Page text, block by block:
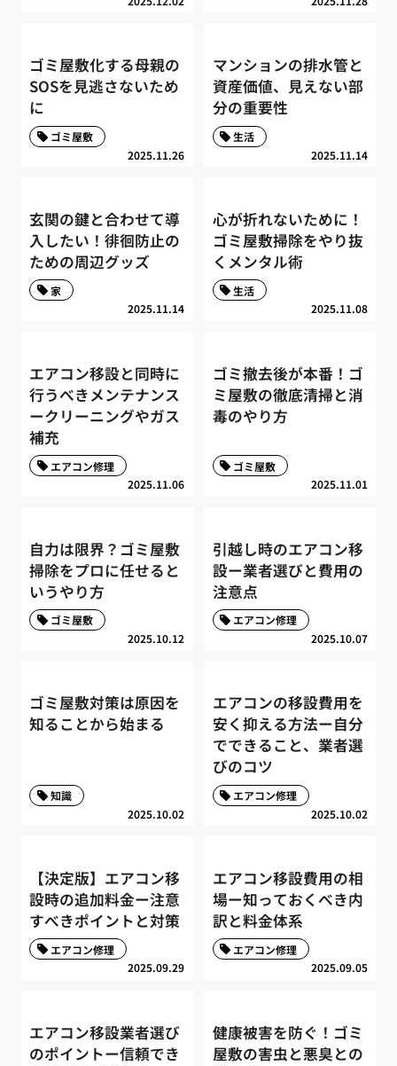
ゴミ屋敷化する母親の
SOSを見逃さないため
に
2025.11.26
ゴミ屋敷
マンションの排水管と
資産価値、見えない部
分の重要性
2025.11.14
生活
玄関の鍵と合わせて導
入したい！徘徊防止の
ための周辺グッズ
2025.11.14
家
心が折れないために！
ゴミ屋敷掃除をやり抜
くメンタル術
2025.11.08
生活
エアコン移設と同時に
行うべきメンテナンス
ークリーニングやガス
補充
2025.11.06
エアコン修理
ゴミ撤去後が本番！ゴ
ミ屋敷の徹底清掃と消
毒のやり方
2025.11.01
ゴミ屋敷
自力は限界？ゴミ屋敷
掃除をプロに任せると
いうやり方
2025.10.12
ゴミ屋敷
引越し時のエアコン移
設ー業者選びと費用の
注意点
2025.10.07
エアコン修理
ゴミ屋敷対策は原因を
知ることから始まる
2025.10.02
知識
エアコンの移設費用を
安く抑える方法ー自分
でできること、業者選
びのコツ
2025.10.02
エアコン修理
【決定版】エアコン移
設時の追加料金ー注意
すべきポイントと対策
2025.09.29
エアコン修理
エアコン移設費用の相
場ー知っておくべき内
訳と料金体系
2025.09.05
エアコン修理
エアコン移設業者選び
のポイントー信頼でき
健康被害を防ぐ！ゴミ
屋敷の害虫と悪臭との